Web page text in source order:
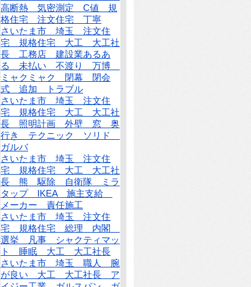
高断熱 気密測定 C値 規
格住宅 注文住宅 丁寧
さいたま市 埼玉 注文住
宅 規格住宅 大工 大工社
長 工務店 建設業あるあ
る 未払い 不渡り 万博
ミャクミャク 閉幕 閉会
式 追加 トラブル
さいたま市 埼玉 注文住
宅 規格住宅 大工 大工社
長 照明計画 外壁 窓 奥
行き テクニック ソリド
ガルバ
さいたま市 埼玉 注文住
宅 規格住宅 大工 大工社
長 熊 駆除 自衛隊 ミラ
タップ IKEA 施主支給
メーカー 責任施工
さいたま市 埼玉 注文住
宅 規格住宅 総理 内閣
選挙 凡事 シャクティマッ
ト 睡眠 大工 大工社長
さいたま市 埼玉 職人 腕
が良い 大工 大工社長 ア